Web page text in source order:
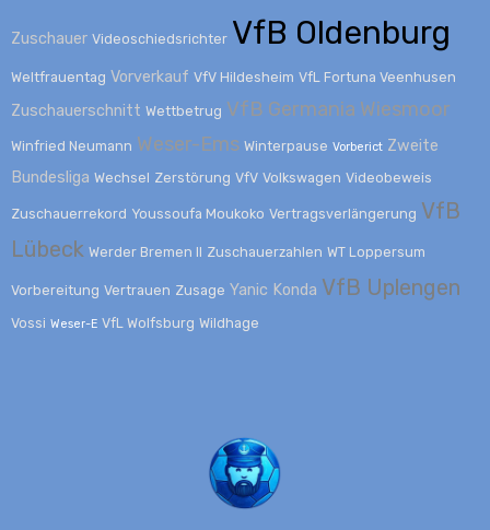
Zuschauer Videoschiedsrichter VfB Oldenburg
Weltfrauentag Vorverkauf VfV Hildesheim VfL Fortuna Veenhusen
Zuschauerschnitt Wettbetrug VfB Germania Wiesmoor
Winfried Neumann Weser-Ems Winterpause Vorberict Zweite
Bundesliga Wechsel Zerstörung VfV Volkswagen Videobeweis
Zuschauerrekord Youssoufa Moukoko Vertragsverlängerung VfB
Lübeck Werder Bremen II Zuschauerzahlen WT Loppersum
Vorbereitung Vertrauen Zusage Yanic Konda VfB Uplengen
Vossi Weser-E VfL Wolfsburg Wildhage